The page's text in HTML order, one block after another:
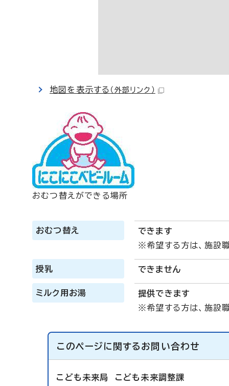
地図を表示する （外部リンク）
おむつ替えができる場所
おむつ替え
できます
※希望する方は、施設
授乳 できません
ミルク用お湯
提供できます
※希望する方は、施設
このページに関する お問い合わせ
こども未来局 こども未来調整課